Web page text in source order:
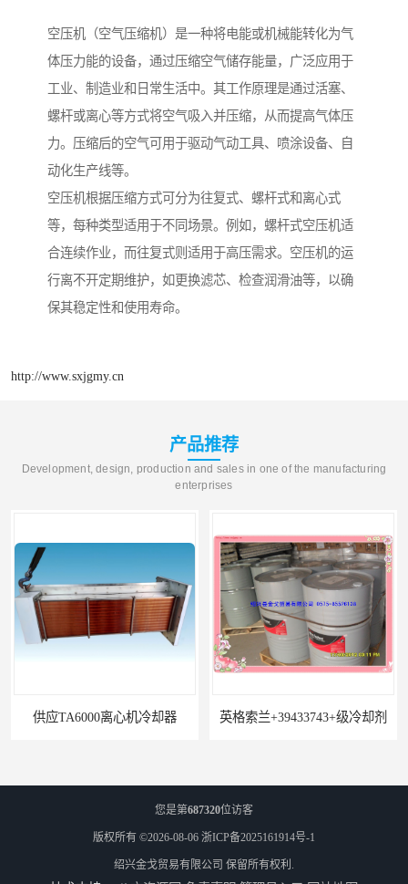
空压机（空气压缩机）是一种将电能或机械能转化为气
体压力能的设备，通过压缩空气储存能量，广泛应用于
工业、制造业和日常生活中。其工作原理是通过活塞、
螺杆或离心等方式将空气吸入并压缩，从而提高气体压
力。压缩后的空气可用于驱动气动工具、喷涂设备、自
动化生产线等。
空压机根据压缩方式可分为往复式、螺杆式和离心式
等，每种类型适用于不同场景。例如，螺杆式空压机适
合连续作业，而往复式则适用于高压需求。空压机的运
行离不开定期维护，如更换滤芯、检查润滑油等，以确
保其稳定性和使用寿命。
http://www.sxjgmy.cn
产品推荐
Development, design, production and sales in one of the manufacturing
enterprises
英格索兰+39433743+级冷却剂
您是第687320位访客
版权所有 ©2026-08-06 浙ICP备2025161914号-1
绍兴金戈贸易有限公司 保留所有权利.